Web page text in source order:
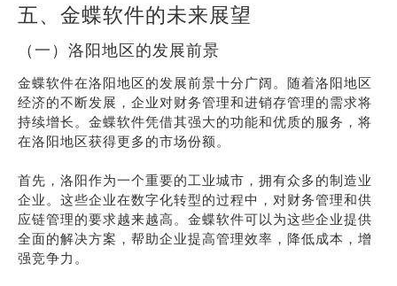
五、金蝶软件的未来展望
（一）洛阳地区的发展前景
金蝶软件在洛阳地区的发展前景十分广阔。随着洛阳地区
经济的不断发展，企业对财务管理和进销存管理的需求将
持续增长。金蝶软件凭借其强大的功能和优质的服务，将
在洛阳地区获得更多的市场份额。
首先，洛阳作为一个重要的工业城市，拥有众多的制造业
企业。这些企业在数字化转型的过程中，对财务管理和供
应链管理的要求越来越高。金蝶软件可以为这些企业提供
全面的解决方案，帮助企业提高管理效率，降低成本，增
强竞争力。